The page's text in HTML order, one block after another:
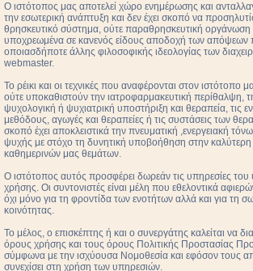
Ο ιστότοπος μας αποτελεί χώρο ενημέρωσης και
την εσωτερική ανάπτυξη και δεν έχει σκοπό να
θρησκευτικό σύστημα, ούτε παραθρησκευτική οργάνωση
υποχρεωμένα σε κανενός είδους αποδοχή των απόψεων
οποιασδήποτε άλλης φιλοσοφικής ιδεολογίας των
webmaster.
Το ρέικι και οι τεχνικές που αναφέρονται στον ιστότοπο
ούτε υποκαθιστούν την ιατροφαρμακευτική περίθαλψη,
ψυχολογική ή ψυχιατρική υποστήριξη και θεραπεία, τις
μεθόδους, αγωγές και θεραπείες ή τις συστάσεις των
σκοπό έχει αποκλειστικά την πνευματική ,ενεργειακή
ψυχής με στόχο τη δυνητική υποβοήθηση στην καλύτερη
καθημερινών μας θεμάτων.
Ο ιστότοπος αυτός προσφέρει δωρεάν τις υπηρεσίες
χρήσης. Οι συντονιστές είναι μέλη που εθελοντικά
όχι μόνο για τη φροντίδα των ενοτήτων αλλά και για τη
κοινότητας.
Το μέλος, ο επισκέπτης ή και ο συνεργάτης καλείται να
όρους χρήσης και τους όρους Πολιτικής Προστασίας
σύμφωνα με την ισχύουσα Νομοθεσία και εφόσον τους
συνεχίσει στη χρήση των υπηρεσιών.